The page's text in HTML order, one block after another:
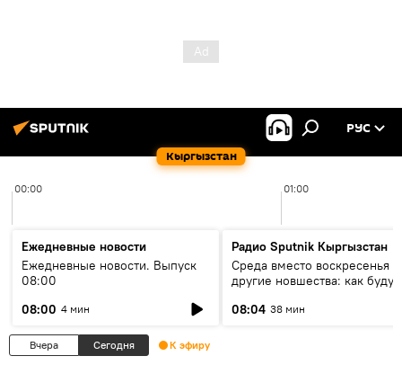
Кыргызстан
РУС
00:00 01:00
Ежедневные новости
Ежедневные новости. Выпуск
08:00
08:00 4 мин
Радио Sputnik Кыргызстан
Среда вместо воскресенья и
другие новшества: как будут
08:04 38 мин
Вчера Сегодня К эфиру